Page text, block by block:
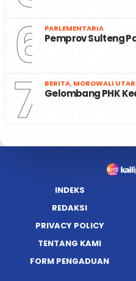
6 PARLEMENTARIA
Pemprov Sulteng
7 BERITA, MOROWALI
Gelombang PHK
INDEKS
REDAKSI
PRIVACY POLICY
TENTANG KAMI
FORM PENGADUAN